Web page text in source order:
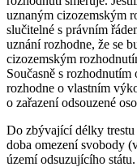
uznaným cizozemským
slučitelné s právním
uznání rozhodne, že se
cizozemským
Současně s
rozhodne o vlastním
o zařazení odsouzené
Do zbývající délky trestu
doba omezení svobody
území odsuzujícího státu.